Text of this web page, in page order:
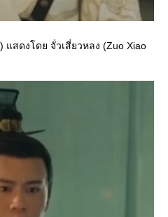
แสดงโดย จั่วเสี่ยวหลง (Zuo Xiao